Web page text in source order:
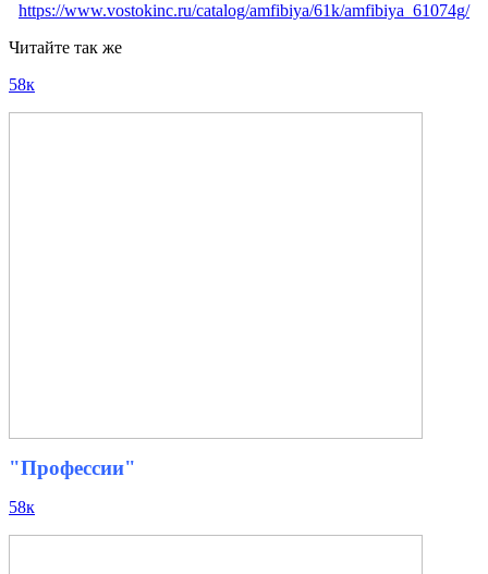
https://www.vostokinc.ru/catalog/amfibiya/61k/amfibiya_61074g/
Читайте так же
58к
"Профессии"
58к